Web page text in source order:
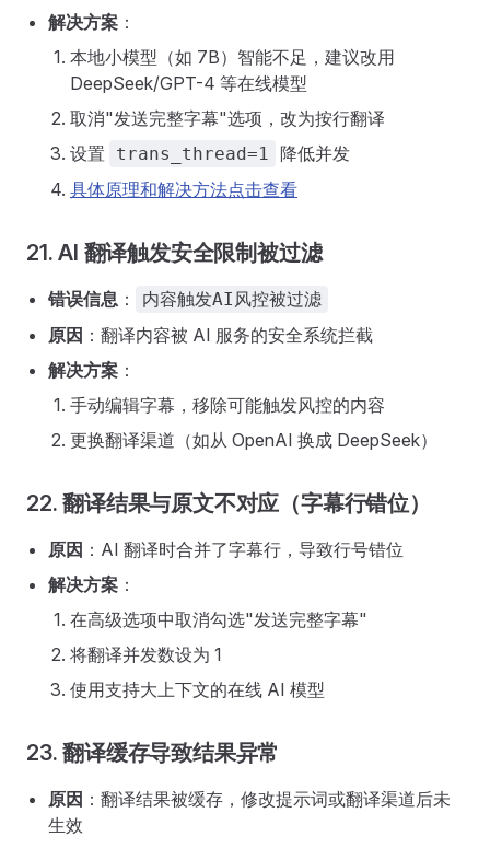
解决方案 ：
本地小模型（如 7B）智能不足，建议改用
DeepSeek/GPT-4 等在线模型
取消"发送完整字幕"选项，改为按行翻译
设置
trans_thread=1
降低并发
具体原理和解决方法点击查看
21. AI 翻译触发安全限制被过滤
错误信息 ： 内容触发AI风控被过滤
原因 ：翻译内容被 AI 服务的安全系统拦截
解决方案 ：
手动编辑字幕，移除可能触发风控的内容
更换翻译渠道（如从 OpenAI 换成 DeepSeek）
22. 翻译结果与原文不对应（字幕行错位）
原因 ：AI 翻译时合并了字幕行，导致行号错位
解决方案 ：
在高级选项中取消勾选"发送完整字幕"
将翻译并发数设为 1
使用支持大上下文的在线 AI 模型
23. 翻译缓存导致结果异常
原因 ：翻译结果被缓存，修改提示词或翻译渠道后未
生效